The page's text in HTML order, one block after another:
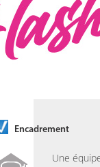
Encadrement
Une